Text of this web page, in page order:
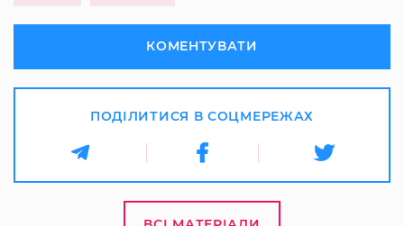
КОМЕНТУВАТИ
ПОДІЛИТИСЯ В СОЦМЕРЕЖАХ